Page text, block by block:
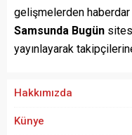
gelişmelerden haberdar
Samsunda Bugün
yayınlayarak
Hakkımızda
Künye